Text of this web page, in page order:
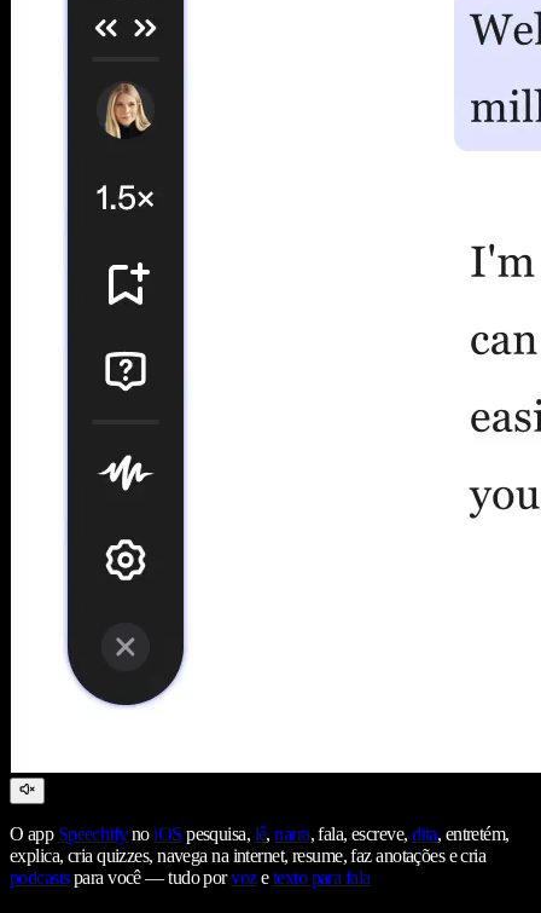
O app SpeechifynoiOS pesquisa, lê,narra, fala, escreve,dita, entretém,
explica, cria quizzes, navega na internet, resume, faz anotações e cria
podcastspara você — tudo porvozetexto para fala